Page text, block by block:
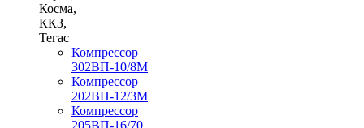
Косма,
ККЗ,
Тегас
Компрессор
302ВП-10/8М
Компрессор
202ВП-12/3М
Компрессор
205ВП-16/70